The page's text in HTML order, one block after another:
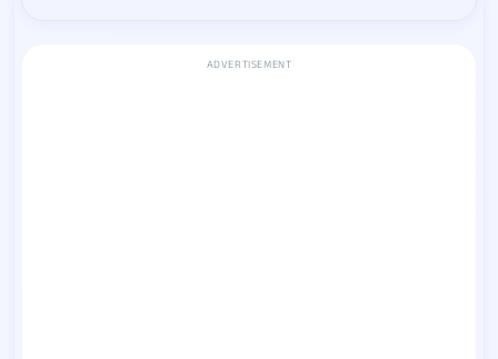
ADVERTISEMENT